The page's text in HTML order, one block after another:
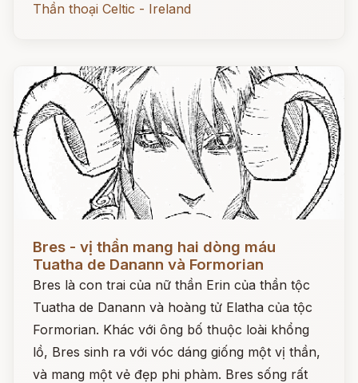
Thần thoại Celtic - Ireland
Bres - vị thần mang hai dòng máu
Tuatha de Danann và Formorian
Bres là con trai của nữ thần Erin của thần tộc
Tuatha de Danann và hoàng tử Elatha của tộc
Formorian. Khác với ông bố thuộc loài khổng
lồ, Bres sinh ra với vóc dáng giống một vị thần,
và mang một vẻ đẹp phi phàm. Bres sống rất